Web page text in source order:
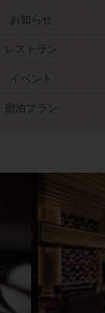
お知らせ
レストラン
イベント
宿泊プラン